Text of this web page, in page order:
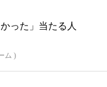
った」当たる人
ム )